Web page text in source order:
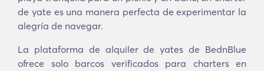
de yate es una manera perfecta de experimentar la
alegría de navegar.
La plataforma de alquiler de yates de BednBlue
ofrece solo barcos verificados para charters en